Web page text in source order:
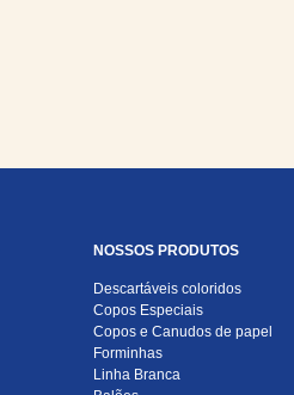
NOSSOS PRODUTOS
Descartáveis coloridos
Copos Especiais
Copos e Canudos de papel
Forminhas
Linha Branca